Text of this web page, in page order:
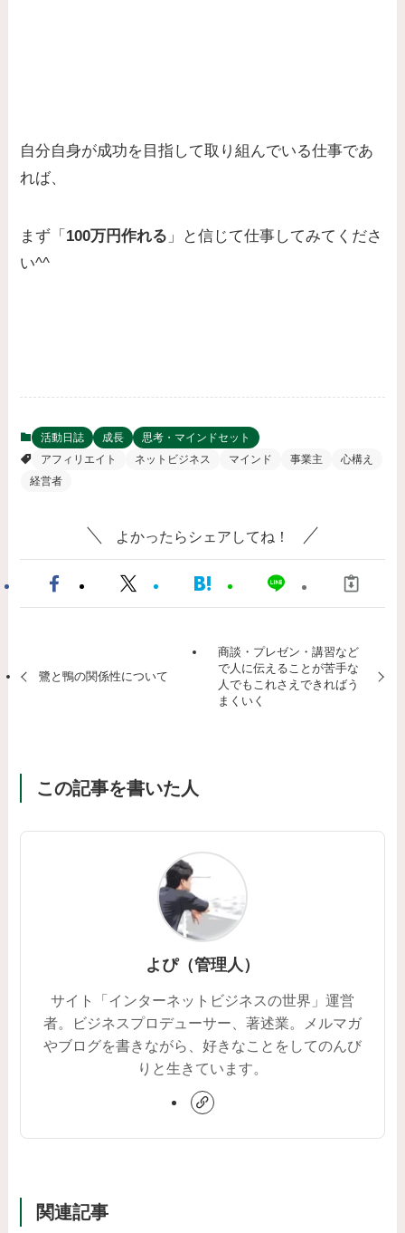
自分自身が成功を目指して取り組んでいる仕事であ
れば、
まず「 100万円作れる 」と信じて仕事してみてくださ
い^^
活動日誌 成長
思考・マインドセット
アフィリエイト
ネットビジネス マインド 事業主
心構え
経営者
よかったらシェアしてね！
鷺と鴨の関係性について
商談・プレゼン・講習など
で人に伝えることが苦手な
人でもこれさえできればう
まくいく
この記事を書いた人
よぴ（管理人）
サイト「インターネットビジネスの世界」運営
者。ビジネスプロデューサー、著述業。メルマガ
やブログを書きながら、好きなことをしてのんび
りと生きています。
関連記事